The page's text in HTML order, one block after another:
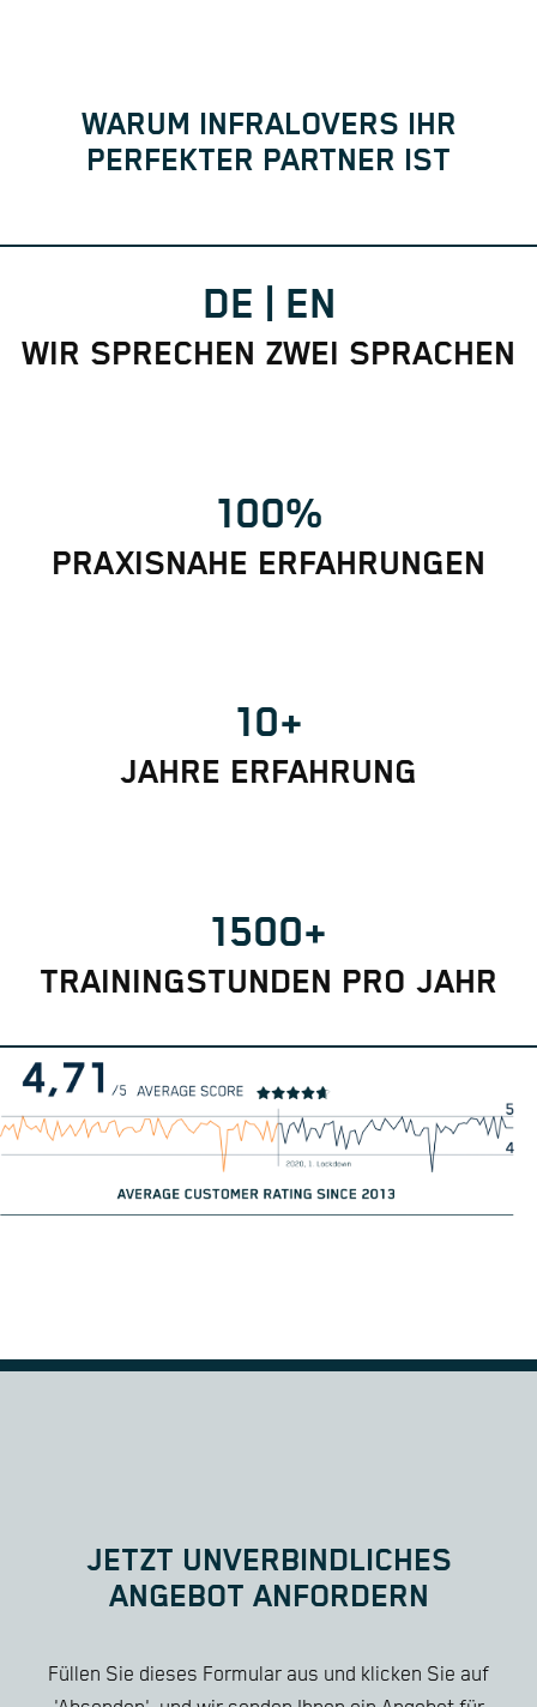
WARUM INFRALOVERS IHR
PERFEKTER PARTNER IST
DE | EN
WIR SPRECHEN ZWEI SPRACHEN
100%
PRAXISNAHE ERFAHRUNGEN
10+
JAHRE ERFAHRUNG
1500+
TRAININGSTUNDEN PRO JAHR
JETZT UNVERBINDLICHES
ANGEBOT ANFORDERN
Füllen Sie dieses Formular aus und klicken Sie auf